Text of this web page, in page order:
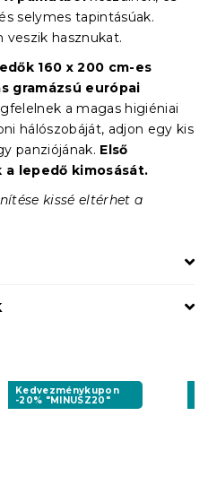
selymes tapintásúak.
veszik hasznukat.
160 x 200 cm-es
gramázsú európai
a magas higiéniai
hálószobáját, adjon egy kis
panziójának. Első
lepedő kimosását.
kissé eltérhet a
Kedvezménykupon
-20% "MINUSZ20"